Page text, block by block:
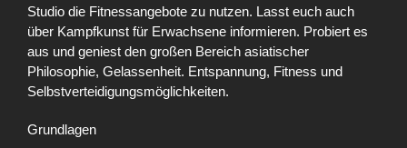
Studio die Fitnessangebote zu nutzen. Lasst euch auch
über Kampfkunst für Erwachsene informieren. Probiert es
aus und geniest den großen Bereich asiatischer
Philosophie, Gelassenheit. Entspannung, Fitness und
Selbstverteidigungsmöglichkeiten.
Grundlagen